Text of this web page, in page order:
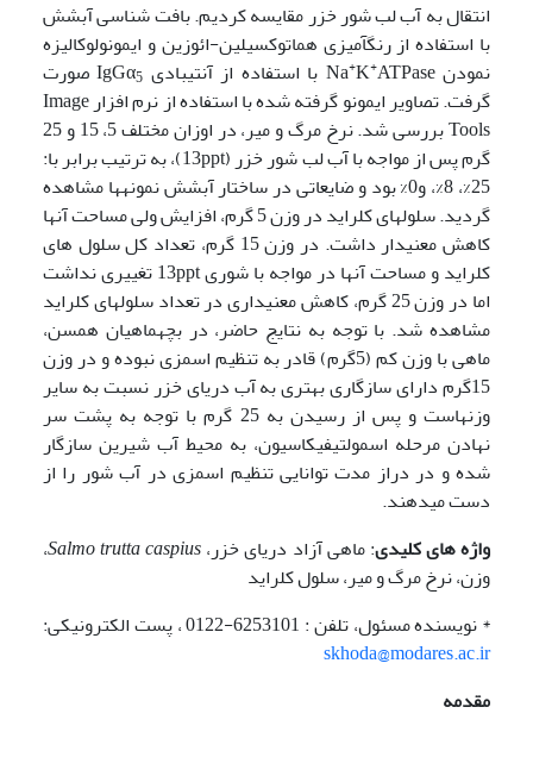
انتقال به آب لب شور خزر مقایسه کردیم. بافت شناسی آبشش
با استفاده از رنگ­آمیزی هماتوکسیلین-ائوزین و ایمونولوکالیزه
نمودن Na
+K+ATPase با استفاده از آنتی­بادی IgGα 5
صورت
گرفت. تصاویر ایمونو گرفته شده با استفاده از نرم افزار Image
Tools بررسی شد. نرخ مرگ و میر، در اوزان مختلف 5، 15 و 25
گرم پس از مواجه با آب لب شور خزر (13ppt)، به ترتیب برابر با:
25%، 8%، و0% بود و ضایعاتی در ساختار آبشش نمونه­ها مشاهده
گردید. سلولهای کلراید در وزن 5 گرم، افزایش ولی مساحت آنها
کاهش معنی­دار داشت. در وزن 15 گرم، تعداد کل سلول های
کلراید و مساحت آنها در مواجه با شوری 13ppt تغییری نداشت
اما در وزن 25 گرم، کاهش معنی­داری در تعداد سلولهای کلراید
مشاهده شد. با توجه به نتایج حاضر، در بچه­ماهیان هم­سن،
ماهی با وزن کم (5­گرم) قادر به تنظیم اسمزی نبوده و در وزن
15­گرم دارای سازگاری بهتری به آب دریای خزر نسبت به سایر
وزن­هاست و پس از رسیدن به 25 گرم با توجه به پشت سر
نهادن مرحله اسمولتیفیکاسیون، به محیط آب شیرین سازگار
شده و در دراز مدت توانایی تنظیم اسمزی در آب شور را از
دست می­دهند.
واژه های کلیدی: ماهی آزاد دریای خزر،Salmo trutta caspius،
وزن، نرخ مرگ و میر، سلول کلراید
* نویسنده مسئول، تلفن : 6253101-0122 ، پست الکترونیکی:
skhoda@modares.ac.ir
مقدمه